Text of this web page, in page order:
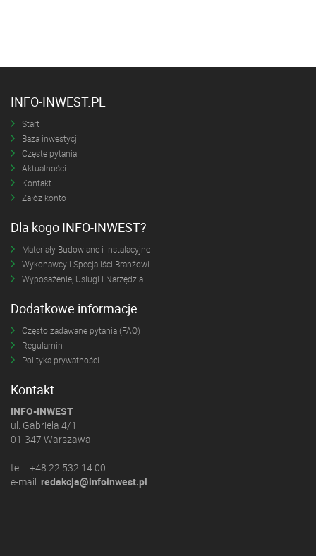
INFO-INWEST.PL
Start
Baza inwestycji
Częste pytania
Aktualności
Kontakt
Załóż konto
Dla kogo INFO-INWEST?
Materiały Budowlane i Instalacyjne
Wykonawcy i Specjaliści Branżowi
Wyposażenie, Usługi i Narzędzia
Dodatkowe informacje
Często zadawane pytania (FAQ)
Regulamin
Polityka prywatności
Kontakt
INFO-INWEST
ul. Gabriela 4/1
01-347 Warszawa
tel. +48 22 532 14 00
e-mail: redakcja@infoinwest.pl